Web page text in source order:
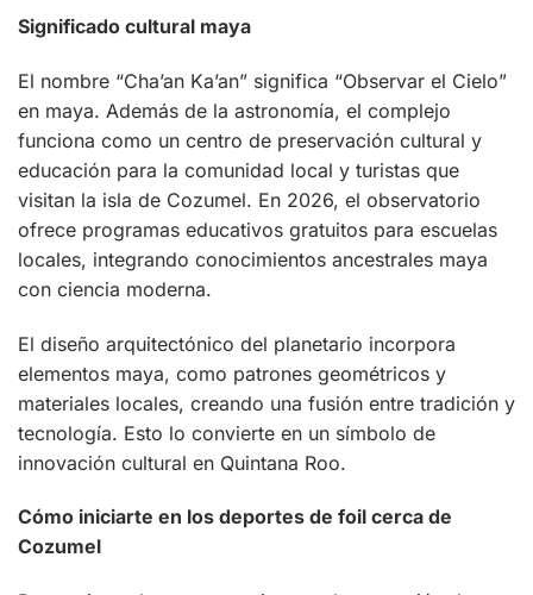
Significado cultural maya
El nombre “Cha’an Ka’an” significa “Observar el Cielo”
en maya. Además de la astronomía, el complejo
funciona como un centro de preservación cultural y
educación para la comunidad local y turistas que
visitan la isla de Cozumel. En 2026, el observatorio
ofrece programas educativos gratuitos para escuelas
locales, integrando conocimientos ancestrales maya
con ciencia moderna.
El diseño arquitectónico del planetario incorpora
elementos maya, como patrones geométricos y
materiales locales, creando una fusión entre tradición y
tecnología. Esto lo convierte en un símbolo de
innovación cultural en Quintana Roo.
Cómo iniciarte en los deportes de foil cerca de
Cozumel